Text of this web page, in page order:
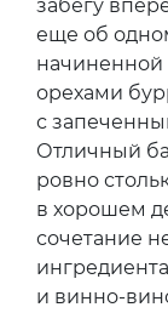
забегу
еще об
орехами
с
Отличный
ровно
в хорошем
сочетание
и винно-